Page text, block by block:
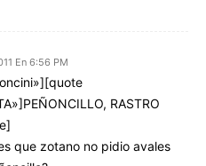
En 6:56 PM
RASTRO
que zotano no pidio avales